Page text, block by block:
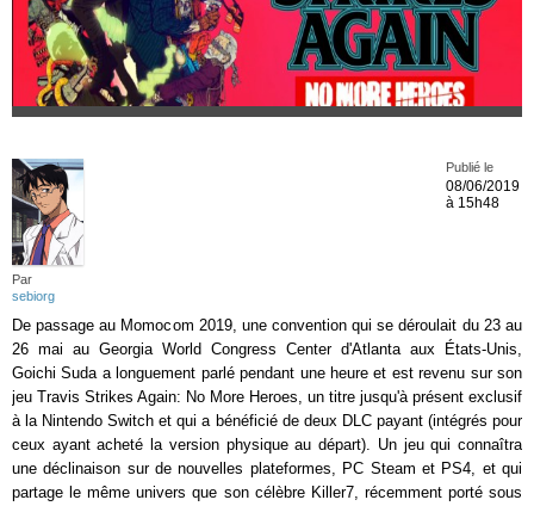
Par
sebiorg
Publié le
08/06/2019
à 15h48
De passage au Momocom 2019, une convention qui se déroulait du 23 au
26 mai au Georgia World Congress Center d'Atlanta aux États-Unis,
Goichi Suda a longuement parlé pendant une heure et est revenu sur son
jeu Travis Strikes Again: No More Heroes, un titre jusqu'à présent exclusif
à la Nintendo Switch et qui a bénéficié de deux DLC payant (intégrés pour
ceux ayant acheté la version physique au départ). Un jeu qui connaîtra
une déclinaison sur de nouvelles plateformes, PC Steam et PS4, et qui
partage le même univers que son célèbre Killer7, récemment porté sous